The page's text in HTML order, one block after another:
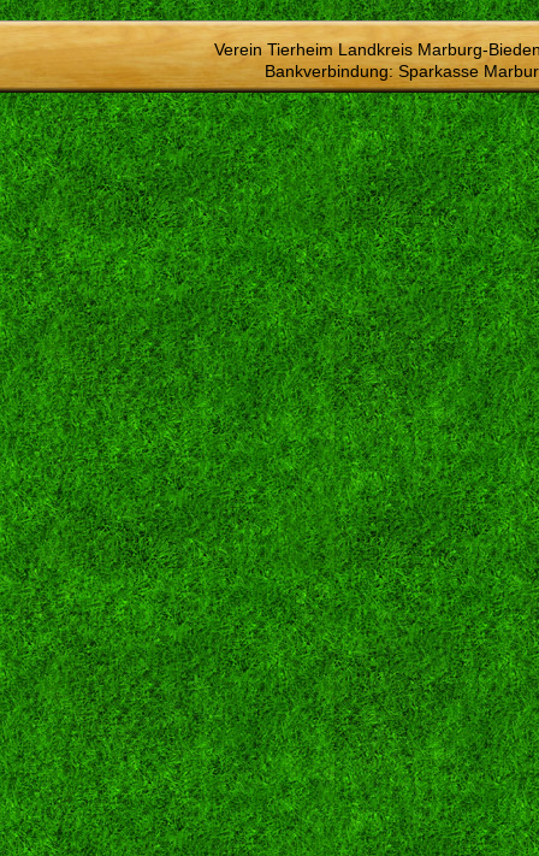
Verein Tierheim Landkreis Marburg-
Bankverbindung: Sparkasse